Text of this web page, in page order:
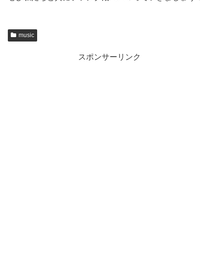
music
スポンサーリンク